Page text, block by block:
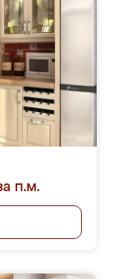
п.м.